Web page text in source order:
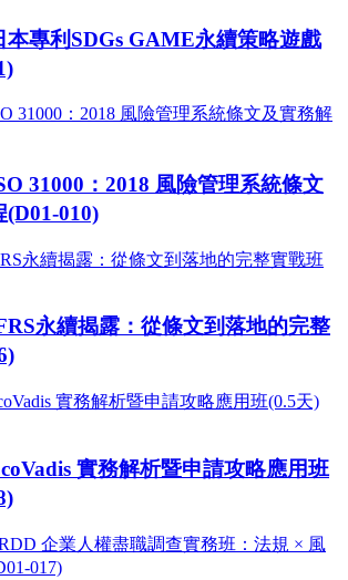
本專利SDGs GAME永續策略遊戲
31000：2018 風險管理系統條文
010)
永續揭露：從條文到落地的完整
實務解析暨申請攻略應用班